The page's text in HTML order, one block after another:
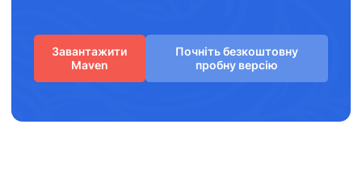
Завантажити
Maven
Почніть безкоштовну
пробну версію